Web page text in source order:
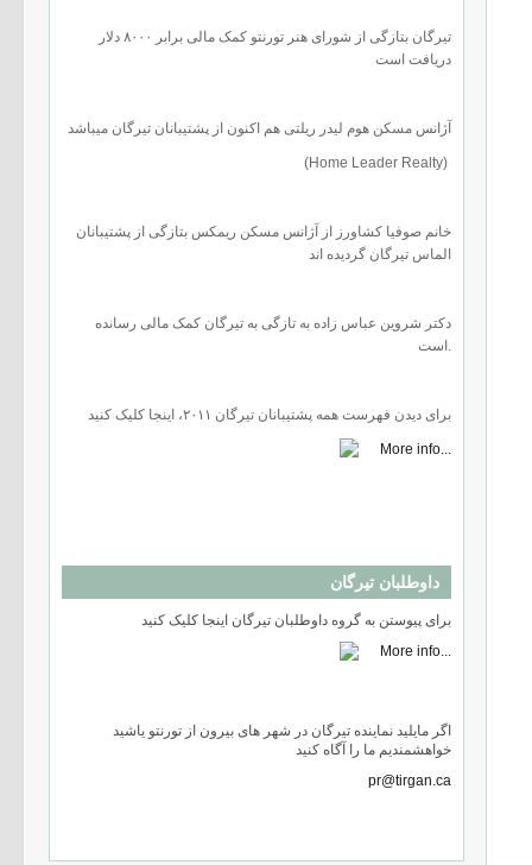
تیرگان بتازگی از شورای هنر تورنتو کمک مالی برابر ۸۰۰۰ دلار
دریافت است
آژانس مسكن هوم لیدر ریلتی هم اکنون از پشتیبانان تیرگان میباشد
(Home Leader Realty)
خانم صوفیا کشاورز از آژانس مسكن ریمکس بتازگی از پشتیبانان
الماس تیرگان گرديده اند
است.
برای دیدن فهرست همه پشتیبانان تیرگان ٢۰۱۱، اینجا کلیک کنید
داوطلبان تیرگان
برای پیوستن به گروه داوطلبان تیرگان اینجا کلیک کنید
اگر مایلید نماینده تیرگان در شهر های بیرون از تورنتو یاشید
خواهشمندیم ما را آگاه کنید
pr@tirgan.ca